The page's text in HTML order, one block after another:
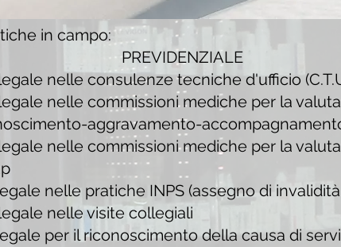
in campo:
PREVIDENZIALE
nelle consulenze tecniche d'ufficio
nelle commissioni mediche per la
aggravamento-
nelle commissioni mediche per la
nelle pratiche INPS (assegno di
nelle visite collegiali
per il riconoscimento della causa di